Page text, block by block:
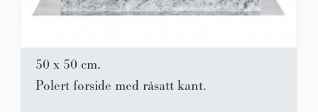
50 x 50 cm.
Polert forside med råsatt kant.